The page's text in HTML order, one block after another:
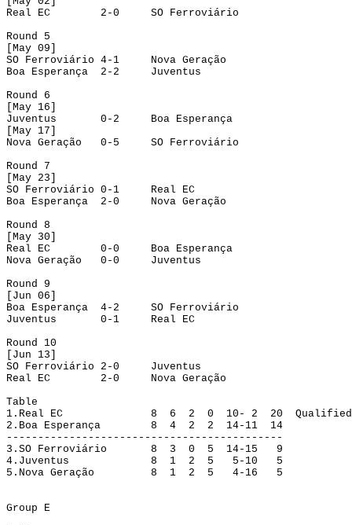
Real EC
2-0
SO Ferroviário
Round 5
May 09]
SO Ferroviário 4-1
Nova Geração
Boa Esperança
2-2
Juventus
Round 6
May 16]
Juventus
0-2
Boa Esperança
May 17]
Nova Geração
0-5
SO Ferroviário
Round 7
[May 23]
SO Ferroviário 0-1
Real EC
Boa Esperança
2-0
Nova Geração
Round 8
May 30]
Real EC
0-0
Boa Esperança
Nova Geração
0-0
Juventus
Round 9
[Jun 06]
Boa Esperança
4-2
SO Ferroviário
Juventus
0-1
Real EC
Round 10
[Jun 13]
SO Ferroviário
2-0
Juventus
Real EC
2-0
Nova Geração
Table
1. Real EC 8 6 2 0 10- 2 20
Qualified
2. Boa Esperança 8 4 2 2 14-11
14
--------------------------------------------
3. SO Ferroviário 8 3 0 5 14-15
9
4. Juventus 8 1 2 5 5-10
5
5. Nova Geração 8 1 2 5 4-16 5
Group E